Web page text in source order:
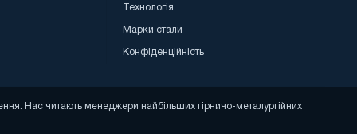
Технологія
Марки стали
Конфіденційність
Нас читають менеджери найбільших гірничо-металургійних